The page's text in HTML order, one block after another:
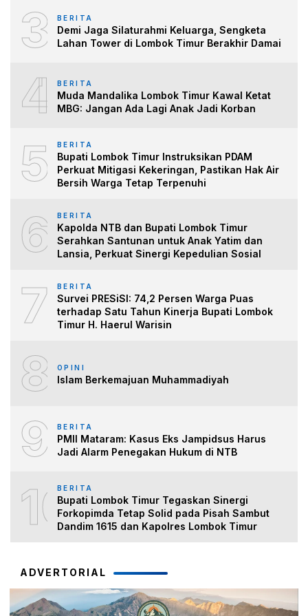
3 BERITA
Demi Jaga Silaturahmi Keluarga, Sengketa
Lahan Tower di Lombok Timur Berakhir Damai
4 BERITA
Muda Mandalika Lombok Timur Kawal Ketat
MBG: Jangan Ada Lagi Anak Jadi Korban
5 BERITA
Bupati Lombok Timur Instruksikan PDAM
Perkuat Mitigasi Kekeringan, Pastikan Hak Air
Bersih Warga Tetap Terpenuhi
6 BERITA
Kapolda NTB dan Bupati Lombok Timur
Serahkan Santunan untuk Anak Yatim dan
Lansia, Perkuat Sinergi Kepedulian Sosial
7 BERITA
Survei PRESiSI: 74,2 Persen Warga Puas
terhadap Satu Tahun Kinerja Bupati Lombok
Timur H. Haerul Warisin
8 OPINI
Islam Berkemajuan Muhammadiyah
9 BERITA
PMII Mataram: Kasus Eks Jampidsus Harus
Jadi Alarm Penegakan Hukum di NTB
10BERITA
Bupati Lombok Timur Tegaskan Sinergi
Forkopimda Tetap Solid pada Pisah Sambut
Dandim 1615 dan Kapolres Lombok Timur
ADVERTORIAL